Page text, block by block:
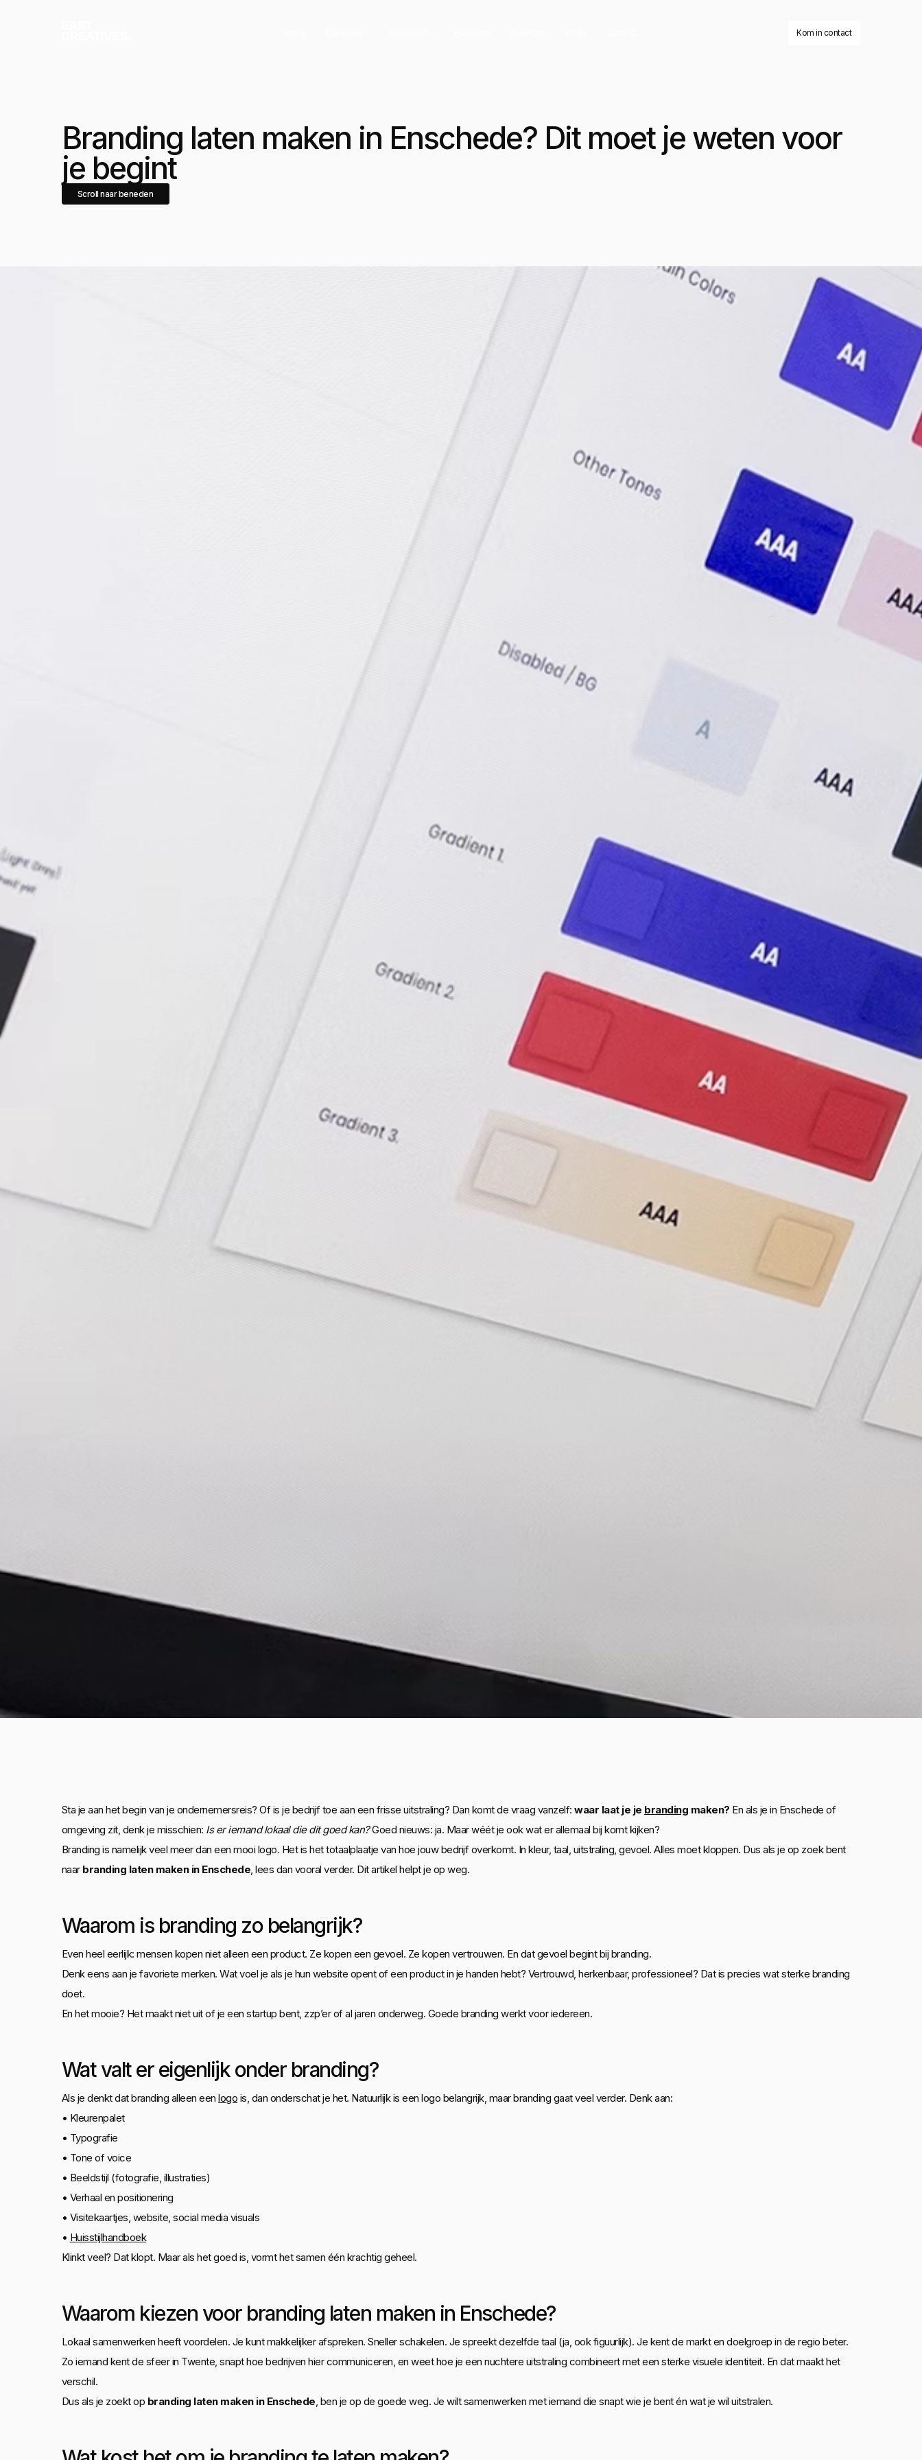
Kom in contact
Branding laten maken in Enschede? Dit moet je weten voor
je begint
Scroll naar beneden
Sta je aan het begin van je ondernemersreis? Of is je bedrijf toe aan een frisse uitstraling? Dan komt de vraag vanzelf:waar laat je je branding maken? En als je in Enschede of
omgeving zit, denk je misschien: Is er iemand lokaal die dit goed kan?Goed nieuws: ja. Maar wéét je ook wat er allemaal bij komt kijken?
Branding is namelijk veel meer dan een mooi logo. Het is het totaalplaatje van hoe jouw bedrijf overkomt. In kleur, taal, uitstraling, gevoel. Alles moet kloppen. Dus als je op zoek bent
naar branding laten maken in Enschede, lees dan vooral verder. Dit artikel helpt je op weg.
Waarom is branding zo belangrijk?
Even heel eerlijk: mensen kopen niet alleen een product. Ze kopen een gevoel. Ze kopen vertrouwen. En dat gevoel begint bij branding.
Denk eens aan je favoriete merken. Wat voel je als je hun website opent of een product in je handen hebt? Vertrouwd, herkenbaar, professioneel? Dat is precies wat sterke branding
doet.
En het mooie? Het maakt niet uit of je een startup bent, zzp’er of al jaren onderweg. Goede branding werkt voor iedereen.
Wat valt er eigenlijk onder branding?
Als je denkt dat branding alleen eenlogo is, dan onderschat je het. Natuurlijk is een logo belangrijk, maar branding gaat veel verder. Denk aan:
• Kleurenpalet
• Typografie
• Tone of voice
• Beeldstijl (fotografie, illustraties)
• Verhaal en positionering
• Visitekaartjes, website, social media visuals
• Huisstijlhandboek
Klinkt veel? Dat klopt. Maar als het goed is, vormt het samen één krachtig geheel.
Waarom kiezen voor branding laten maken in Enschede?
Lokaal samenwerken heeft voordelen. Je kunt makkelijker afspreken. Sneller schakelen. Je spreekt dezelfde taal (ja, ook figuurlijk). Je kent de markt en doelgroep in de regio beter.
Zo iemand kent de sfeer in Twente, snapt hoe bedrijven hier communiceren, en weet hoe je een nuchtere uitstraling combineert met een sterke visuele identiteit. En dat maakt het
verschil.
Dus als je zoekt op branding laten maken in Enschede, ben je op de goede weg. Je wilt samenwerken met iemand die snapt wie je bent én wat je wil uitstralen.